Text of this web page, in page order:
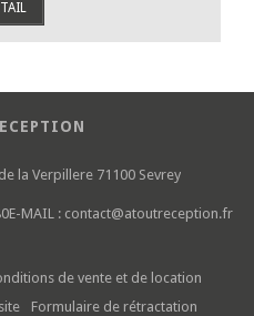
la Verpillere 71100 Sevrey
E-MAIL : contact@atoutreception.fr
de vente et de location
Formulaire de rétractation